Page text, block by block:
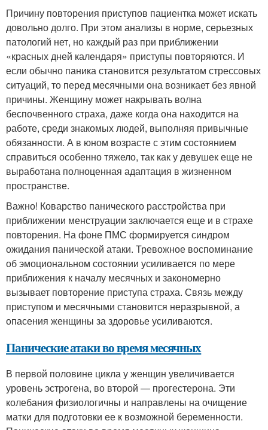
Причину повторения приступов пациентка может искать
довольно долго. При этом анализы в норме, серьезных
патологий нет, но каждый раз при приближении
«красных дней календаря» приступы повторяются. И
если обычно паника становится результатом стрессовых
ситуаций, то перед месячными она возникает без явной
причины. Женщину может накрывать волна
беспочвенного страха, даже когда она находится на
работе, среди знакомых людей, выполняя привычные
обязанности. А в юном возрасте с этим состоянием
справиться особенно тяжело, так как у девушек еще не
выработана полноценная адаптация в жизненном
пространстве.
Важно! Коварство панического расстройства при
приближении менструации заключается еще и в страхе
повторения. На фоне ПМС формируется синдром
ожидания панической атаки. Тревожное воспоминание
об эмоциональном состоянии усиливается по мере
приближения к началу месячных и закономерно
вызывает повторение приступа страха. Связь между
приступом и месячными становится неразрывной, а
опасения женщины за здоровье усиливаются.
Панические атаки во время месячных
В первой половине цикла у женщин увеличивается
уровень эстрогена, во второй — прогестерона. Эти
колебания физиологичны и направлены на очищение
матки для подготовки ее к возможной беременности.